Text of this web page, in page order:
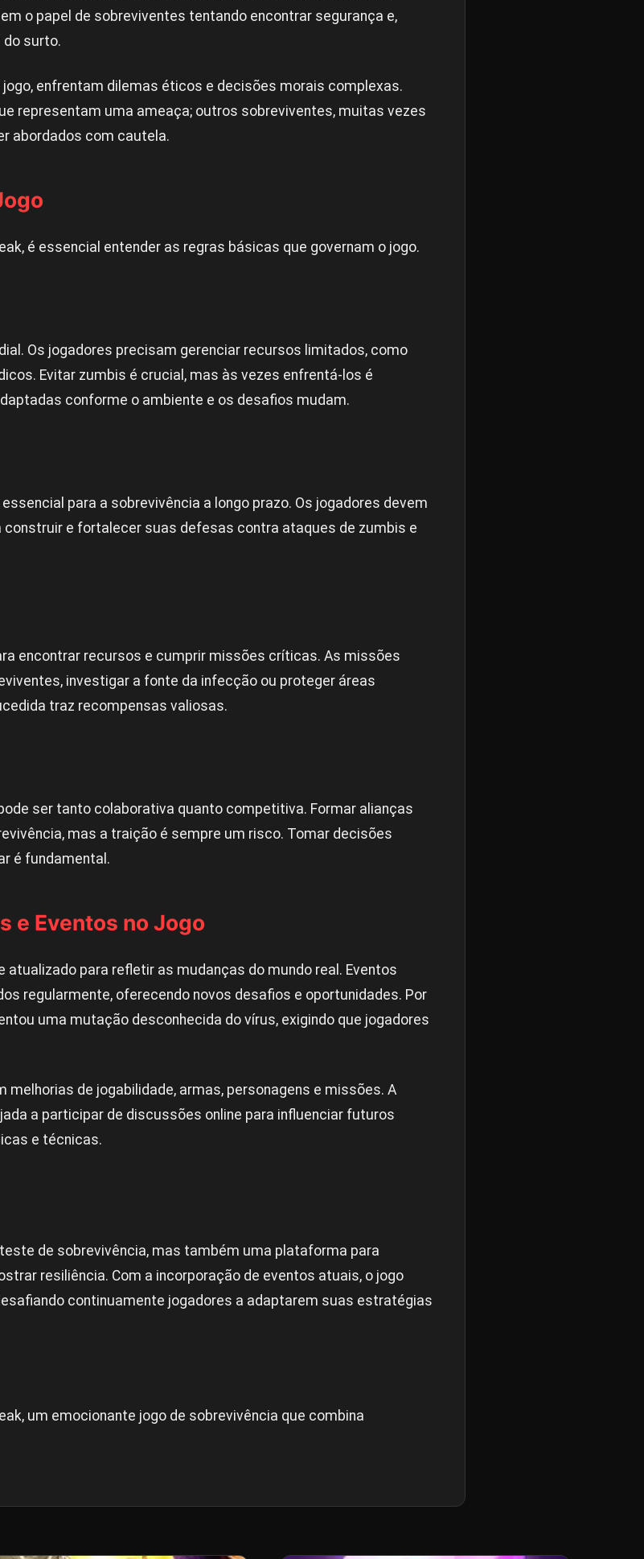
o papel de sobreviventes tentando encontrar segurança e,
do surto.
enfrentam dilemas éticos e decisões morais complexas.
representam uma ameaça; outros sobreviventes, muitas vezes
abordados com cautela.
é essencial entender as regras básicas que governam o jogo.
Os jogadores precisam gerenciar recursos limitados, como
Evitar zumbis é crucial, mas às vezes enfrentá-los é
conforme o ambiente e os desafios mudam.
para a sobrevivência a longo prazo. Os jogadores devem
e fortalecer suas defesas contra ataques de zumbis e
encontrar recursos e cumprir missões críticas. As missões
investigar a fonte da infecção ou proteger áreas
traz recompensas valiosas.
ser tanto colaborativa quanto competitiva. Formar alianças
mas a traição é sempre um risco. Tomar decisões
é fundamental.
e Eventos no Jogo
para refletir as mudanças do mundo real. Eventos
regularmente, oferecendo novos desafios e oportunidades. Por
uma mutação desconhecida do vírus, exigindo que jogadores
de jogabilidade, armas, personagens e missões. A
a participar de discussões online para influenciar futuros
e técnicas.
de sobrevivência, mas também uma plataforma para
resiliência. Com a incorporação de eventos atuais, o jogo
continuamente jogadores a adaptarem suas estratégias
um emocionante jogo de sobrevivência que combina